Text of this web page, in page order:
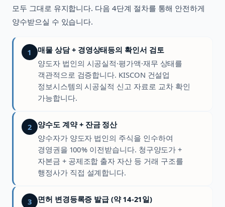
모두 그대로 유지합니다. 다음 4단계 절차를 통해 안전하게
양수받으실 수 있습니다.
1
매물 상담 + 경영상태등의 확인서 검토
양도자 법인의 시공실적·평가액·재무 상태를
객관적으로 검증합니다. KISCON 건설업
정보시스템의 시공실적 신고 자료로 교차 확인
가능합니다.
2
양수도 계약 + 잔금 정산
양수자가 양도자 법인의 주식을 인수하여
경영권을 100% 이전받습니다. 청구양도가 +
자본금 + 공제조합 출자 자산 등 거래 구조를
행정사가 직접 설계합니다.
3
면허 변경등록증 발급 (약 14-21일)